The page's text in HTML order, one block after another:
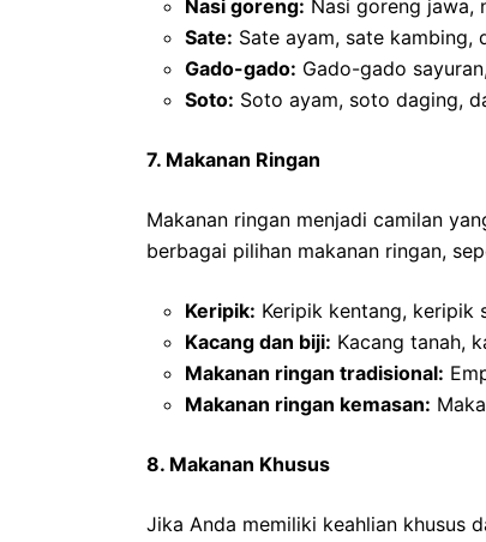
Nasi goreng: Nasi goreng jawa,
Sate: Sate ayam, sate kambing,
Gado-gado: Gado-gado
Soto: Soto ayam, soto daging,
7. Makanan Ringan
Makanan ringan menjadi camilan
berbagai pilihan makanan ringan,
Keripik: Keripik kentang, keripik
Kacang dan biji: Kacang tanah,
Makanan ringan tradisional:
Makanan ringan kemasan:
8. Makanan Khusus
Jika Anda memiliki keahlian khusus